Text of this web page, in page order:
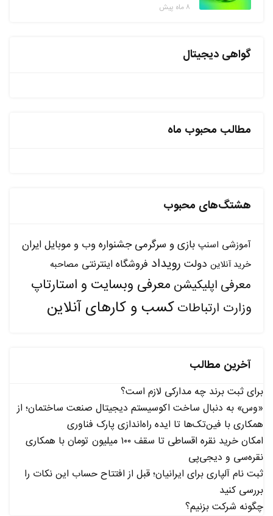
۸ ماه پیش
گواهی دیجیتال
مطالب محبوب ماه
هشتگ‌های محبوب
آموزشی اسنپ بازی و سرگرمی جشنواره وب و موبایل ایران
خرید آنلاین دولت رویداد فروشگاه اینترنتی مصاحبه
معرفی اپلیکیشن معرفی وبسایت و استارتاپ
وزارت ارتباطاتکسب و کارهای آنلاین
آخرین مطالب
برای ثبت برند چه مدارکی لازم است؟
«وس» به دنبال ساخت اکوسیستم دیجیتال صنعت ساختمان؛ از
همکاری با فین‌تک‌ها تا ایده راه‌اندازی پارک فناوری
امکان خرید نقره اقساطی تا سقف ۱۰۰ میلیون تومان با همکاری
نقره‌سی و دیجی‌پی
ثبت نام آلپاری برای ایرانیان؛ قبل از افتتاح حساب این نکات را
بررسی کنید
چگونه شرکت بزنیم؟